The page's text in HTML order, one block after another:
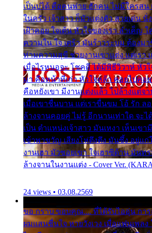
เป็นบ่ได้ คือคนพ่าย ฮักคน ไม่มีใครสน
ในครัว เจ้าสาว ก็มัวแต่งตัว สวยเด่น นั่ง
เฝ้าคอย ใจเต้น หัวใจของเรา ลำเค็ญ
ความใน ใจ เศร้า มันร้าวระบม ต้องม
ท่ามความสุขี ช่วยงานเขาแต่ง แต่เรา
เมื่อไรหนอจะ โชคดี ได้มีพิธีวิวาห์ หัว
มา คือหน้าที่เก่า หัวใจหล้า คอยไปคอ
คือหยังเขา มีงานแต่งแล้ว ไปล้างแต่จ
เมื่อเขาชื่นบาน แต่เราขื่นขม โอ้ รัก ล
ล้างจานคอยคู่ ไม่รู้ อีกนานเท่าใด จะไ
เป็น ตำแหน่งเจ้าสาว มันเหงา เห็นเข
เข้าพาขวัญ เสียงโห่ตึงตึง มันซึ้ง อยู่แก่
งานเฮา มัวซอยเขา ใจเฮาซิด้าน มันท
ล้างจานในงานแต่ง - Cover Ver.
24 views • 03.08.2569
ขอ กราบ ขอบคุณ.... ที่ได้รับไออุ่น กา
ผมแสนชื่นใจ หายวังเวง เมื่อแฟนเพลง